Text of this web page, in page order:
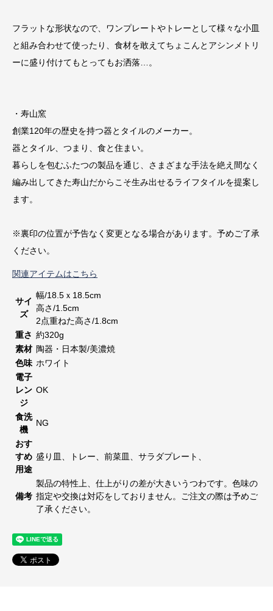
フラットな形状なので、ワンプレートやトレーとして様々な小皿
と組み合わせて使ったり、食材を敢えてちょこんとアシンメトリ
ーに盛り付けてもとってもお洒落…。
・寿山窯
創業120年の歴史を持つ器とタイルのメーカー。
器とタイル、つまり、食と住まい。
暮らしを包むふたつの製品を通じ、さまざまな手法を絶え間なく
編み出してきた寿山だからこそ生み出せるライフタイルを提案し
ます。
※裏印の位置が予告なく変更となる場合があります。予めご了承
ください。
関連アイテムはこちら
サイ
ズ
幅/18.5ｘ18.5cm
高さ/1.5cm
2点重ねた高さ/1.8cm
重さ 約320g
素材 陶器・日本製/美濃焼
色味 ホワイト
電子
レン
ジ
OK
食洗
機
NG
おす
すめ
用途
盛り皿、トレー、前菜皿、サラダプレート、
備考
製品の特性上、仕上がりの差が大きいうつわです。色味の
指定や交換は対応をしておりません。ご注文の際は予めご
了承ください。